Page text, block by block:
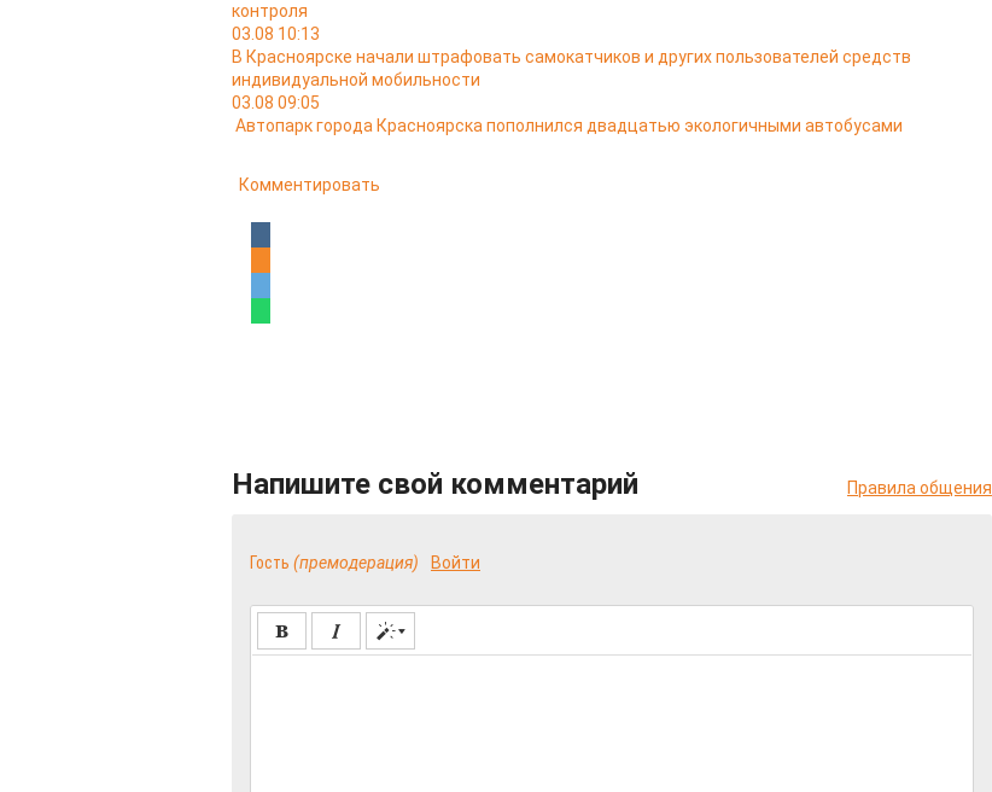
контроля
03.08 10:13
В Красноярске начали штрафовать самокатчиков и других пользователей средств
индивидуальной мобильности
03.08 09:05
Автопарк города Красноярска пополнился двадцатью экологичными автобусами
Комментировать
Напишите свой комментарий Правила общения
Гость (премодерация) Войти